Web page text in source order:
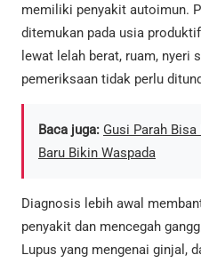
memiliki penyakit autoimun.
ditemukan pada usia
lewat lelah berat, ruam, nyeri
pemeriksaan tidak perlu
Baca juga: Gusi Parah
Baru Bikin Waspada
Diagnosis lebih awal
penyakit dan mencegah
Lupus yang mengenai ginjal,